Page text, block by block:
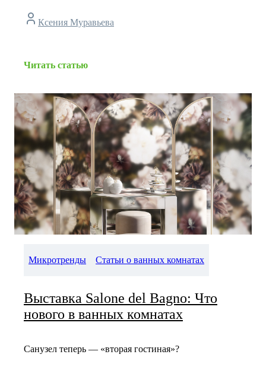
Ксения Муравьева
Читать статью
Микротренды Статьи о ванных комнатах
Выставка Salone del Bagno: Что
нового в ванных комнатах
Санузел теперь — «вторая гостиная»?